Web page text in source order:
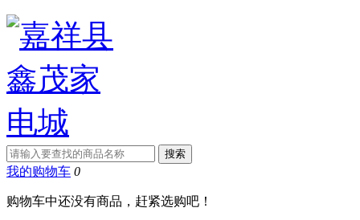
我的购物车 0
购物车中还没有商品，赶紧选购吧！